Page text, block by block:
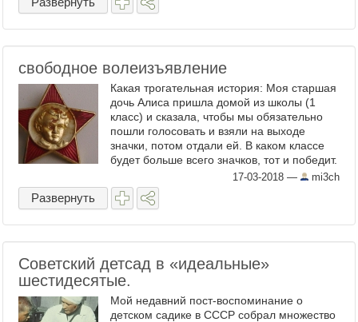
свободное волеизъявление
Какая трогательная история: Моя старшая
дочь Алиса пришла домой из школы (1
класс) и сказала, чтобы мы обязательно
пошли голосовать и взяли на выходе
значки, потом отдали ей. В каком классе
будет больше всего значков, тот и победит.
Естественно в слёзы, когда я сказал, что
мы не ...
17-03-2018 — mi3ch
Развернуть
Советский детсад в «идеальные»
шестидесятые.
Мой недавний пост-воспоминание о
детском садике в СССР собрал множество